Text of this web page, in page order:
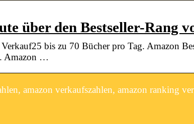
über den Bestseller-Rang
bis zu 70 Bücher pro Tag. Amazon
Amazon …
amazon verkaufszahlen, amazon ranking